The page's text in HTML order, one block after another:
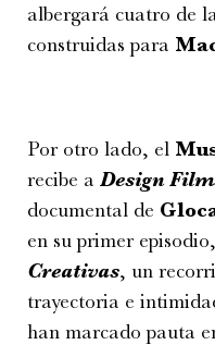
albergará cuatro de
construidas para
Por otro lado, el
recibe a Design
documental de
en su primer
Creativas, un
trayectoria e
han marcado pauta